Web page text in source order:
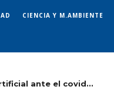
CIENCIA Y M.AMBIENTE
ante el covid...